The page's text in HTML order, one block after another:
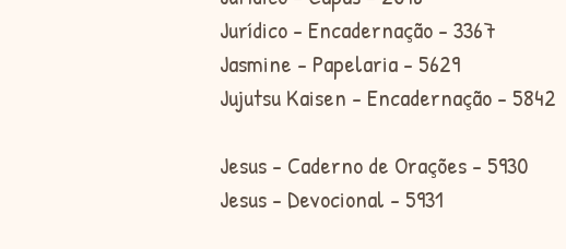
Jurídico - Encadernação - 3367
Jasmine - Papelaria - 5629
Jujutsu Kaisen - Encadernação - 5842
Jesus - Caderno de Orações - 5930
Jesus - Devocional - 5931